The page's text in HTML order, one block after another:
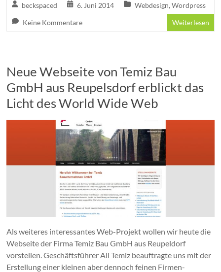
beckspaced 6. Juni 2014 Webdesign,Wordpress
Keine Kommentare Weiterlesen
Neue Webseite von Temiz Bau
GmbH aus Reupelsdorf erblickt das
Licht des World Wide Web
Als weiteres interessantes Web-Projekt wollen wir heute die
Webseite der Firma Temiz Bau GmbH aus Reupeldorf
vorstellen. Geschäftsführer Ali Temiz beauftragte uns mit der
Erstellung einer kleinen aber dennoch feinen Firmen-